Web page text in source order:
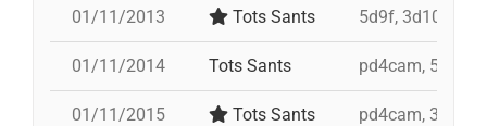
01/11/2013 Tots Sants 5d9f, 3d10fm, i
01/11/2014 Tots Sants pd4cam, 5d9f,
01/11/2015 Tots Sants pd4cam, 3d9fa,